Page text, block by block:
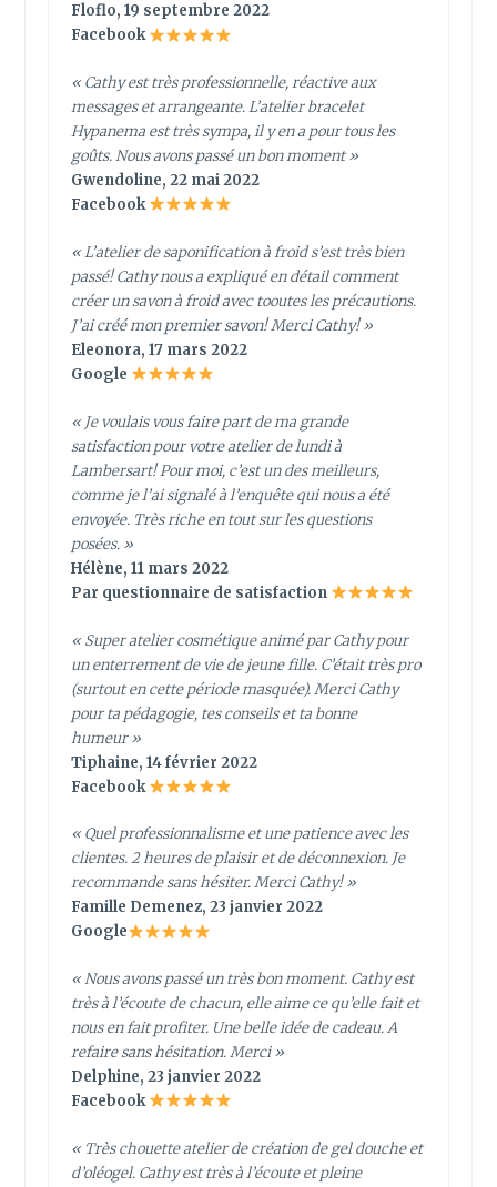
Floflo, 19 septembre 2022
Facebook
« Cathy est très professionnelle, réactive aux
messages et arrangeante. L’atelier bracelet
Hypanema est très sympa, il y en a pour tous les
goûts. Nous avons passé un bon moment »
Gwendoline, 22 mai 2022
Facebook
« L’atelier de saponification à froid s’est très bien
passé! Cathy nous a expliqué en détail comment
créer un savon à froid avec tooutes les précautions.
J’ai créé mon premier savon! Merci Cathy! »
Eleonora, 17 mars 2022
Google
« Je voulais vous faire part de ma grande
satisfaction pour votre atelier de lundi à
Lambersart! Pour moi, c’est un des meilleurs,
comme je l’ai signalé à l’enquête qui nous a été
envoyée. Très riche en tout sur les questions
posées. »
Hélène, 11 mars 2022
Par questionnaire de satisfaction
« Super atelier cosmétique animé par Cathy pour
un enterrement de vie de jeune fille. C’était très pro
(surtout en cette période masquée). Merci Cathy
pour ta pédagogie, tes conseils et ta bonne
humeur »
Tiphaine, 14 février 2022
Facebook
«Quel professionnalisme et une patience avec les
clientes. 2 heures de plaisir et de déconnexion. Je
recommande sans hésiter. Merci Cathy!»
Famille Demenez, 23 janvier 2022
Google
« Nous avons passé un très bon moment. Cathy est
très à l’écoute de chacun, elle aime ce qu’elle fait et
nous en fait profiter. Une belle idée de cadeau. A
refaire sans hésitation. Merci »
Delphine, 23 janvier 2022
Facebook
« Très chouette atelier de création de gel douche et
d’oléogel. Cathy est très à l’écoute et pleine